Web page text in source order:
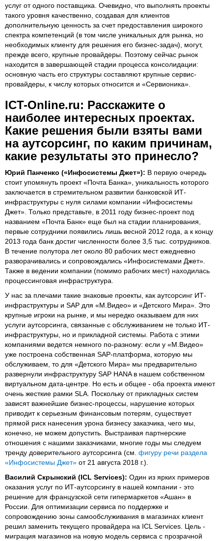
услуг от одного поставщика. Очевидно, что выполнять проекты
такого уровня качественно, создавая для клиентов
дополнительную ценность за счет предоставления широкого
спектра компетенций (в том числе уникальных для рынка, но
необходимых клиенту для решения его бизнес-задач), могут,
прежде всего, крупные провайдеры. Поэтому сейчас рынок
находится в завершающей стадии процесса консолидации:
основную часть его структуры составляют крупные сервис-
провайдеры, к числу которых относится и «Сервионика».
ICT-Online.ru: Расскажите о
наиболее интересных проектах.
Какие решения были взяты вами
на аутсорсинг, по каким причинам,
какие результаты это принесло?
Юрий Панченко («Инфосистемы Джет»): В первую очередь
стоит упомянуть проект «Почта Банка», уникальность которого
заключается в стремительном развитии банковской ИТ-
инфраструктуры с нуля силами компании «Инфосистемы
Джет». Только представьте, в 2011 году бизнес-проект под
названием «Почта Банк» еще был на стадии планирования,
первые сотрудники появились лишь весной 2012 года, а к концу
2013 года банк достиг численности более 3,5 тыс. сотрудников.
В течение полутора лет около 80 рабочих мест ежедневно
разворачивались и сопровождались «Инфосистемами Джет».
Также в ведении компании (помимо рабочих мест) находилась
процессинговая инфраструктура.
У нас за плечами такие знаковые проекты, как аутсорсинг ИТ-
инфраструктуры и SAP для «М.Видео» и «Детского Мира». Это
крупные игроки на рынке, и мы нередко оказываем для них
услуги аутсорсинга, связанные с обслуживанием не только ИТ-
инфраструктуры, но и прикладной системы. Работа с этими
компаниями ведется немного по-разному: если у «М.Видео»
уже построена собственная SAP-платформа, которую мы
обслуживаем, то для «Детского Мира» мы предварительно
развернули инфраструктуру SAP HANA в нашем собственном
виртуальном дата-центре. Но есть и общее - оба проекта имеют
очень жесткие рамки SLA. Поскольку от прикладных систем
зависят важнейшие бизнес-процессы, нарушение которых
приводит к серьезным финансовым потерям, существует
прямой риск нанесения урона бизнесу заказчика, чего мы,
конечно, не можем допустить. Выстраивая партнерские
отношения с нашими заказчиками, многие годы мы следуем
тренду доверительного аутсорсинга (см. фигуру речи раздела
«Инфосистемы Джет» от 21 августа 2018 г.).
Василий Скрынский (ICL Services): Один из ярких примеров
оказания услуг по ИТ-аутсорсингу в нашей компании - это
решение для французской сети гипермаркетов «Ашан» в
России. Для оптимизации сервиса по поддержке и
сопровождению зоны самообслуживания в магазинах клиент
решил заменить текущего провайдера на ICL Services. Цель -
миграция магазинов на новую модель сервиса с прозрачной